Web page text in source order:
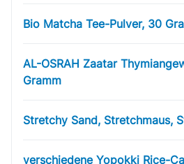
Bio Matcha Tee-Pulver, 30
AL-OSRAH Zaatar
Gramm
Stretchy Sand, Stretchmaus,
verschiedene Yopokki Rice-